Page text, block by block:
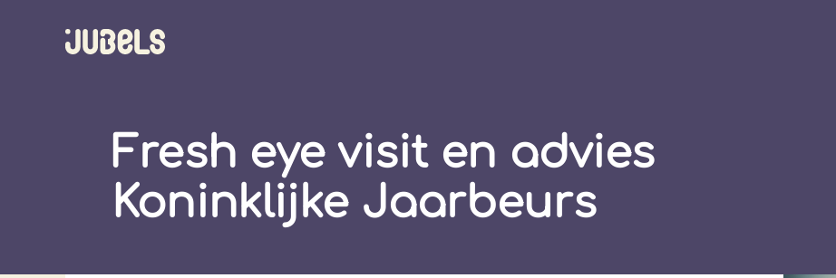
Fresh eye visit en advies
Koninklijke Jaarbeurs